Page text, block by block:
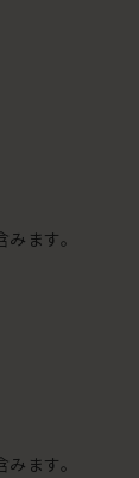
ます。
ます。